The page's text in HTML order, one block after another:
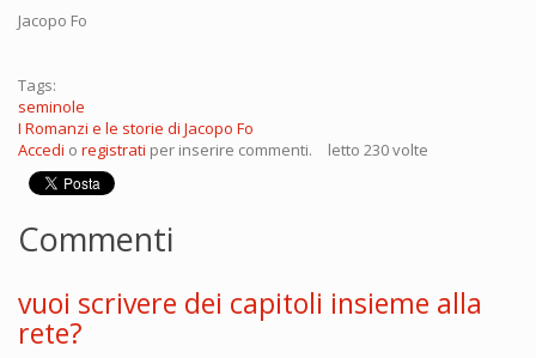
Jacopo Fo
Tags:
seminole
I Romanzi e le storie di Jacopo Fo
Accedi o registrati per inserire commenti. letto 230 volte
Commenti
vuoi scrivere dei capitoli insieme alla
rete?